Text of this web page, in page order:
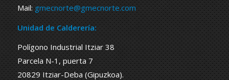
Mail:gmecnorte@gmecnorte.com
Unidad de Calderería:
Polígono Industrial Itziar 38
Parcela N-1, puerta 7
20829 Itziar-Deba (Gipuzkoa).